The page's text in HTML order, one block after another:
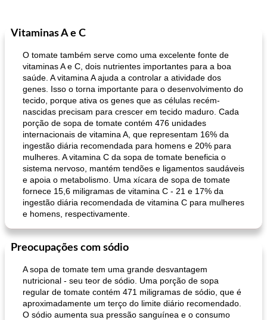
Vitaminas A e C
O tomate também serve como uma excelente fonte de
vitaminas A e C, dois nutrientes importantes para a boa
saúde. A vitamina A ajuda a controlar a atividade dos
genes. Isso o torna importante para o desenvolvimento do
tecido, porque ativa os genes que as células recém-
nascidas precisam para crescer em tecido maduro. Cada
porção de sopa de tomate contém 476 unidades
internacionais de vitamina A, que representam 16% da
ingestão diária recomendada para homens e 20% para
mulheres. A vitamina C da sopa de tomate beneficia o
sistema nervoso, mantém tendões e ligamentos saudáveis
​​e apoia o metabolismo. Uma xícara de sopa de tomate
fornece 15,6 miligramas de vitamina C - 21 e 17% da
ingestão diária recomendada de vitamina C para mulheres
e homens, respectivamente.
Preocupações com sódio
A sopa de tomate tem uma grande desvantagem
nutricional - seu teor de sódio. Uma porção de sopa
regular de tomate contém 471 miligramas de sódio, que é
aproximadamente um terço do limite diário recomendado.
O sódio aumenta sua pressão sanguínea e o consumo